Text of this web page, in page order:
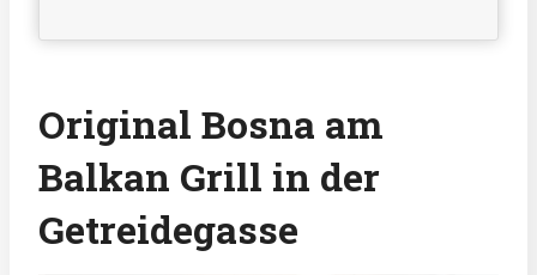
Original Bosna am
Balkan Grill in der
Getreidegasse